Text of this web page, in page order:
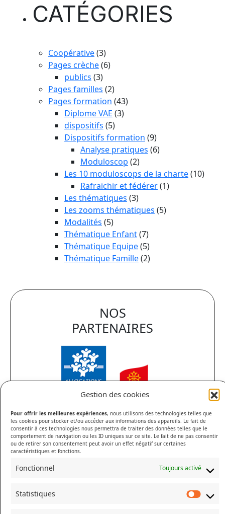
Gestion des cookies
Pour offrir les meilleures expériences, nous utilisons des technologies telles que
les cookies pour stocker et/ou accéder aux informations des appareils. Le fait de
consentir à ces technologies nous permettra de traiter des données telles que le
comportement de navigation ou les ID uniques sur ce site. Le fait de ne pas consentir
ou de retirer son consentement peut avoir un effet négatif sur certaines
caractéristiques et fonctions.
Fonctionnel Toujours activé
Statistiques
CATÉGORIES
Coopérative(3)
Pages crèche(6)
publics (3)
Pages familles (2)
Pages formation (43)
Diplome VAE (3)
dispositifs (5)
Dispositifs formation (9)
Analyse pratiques (6)
Moduloscop (2)
Les 10 moduloscops de la charte(10)
Rafraichir et fédérer(1)
Les thématiques (3)
Les zooms thématiques (5)
Modalités (5)
Thématique Enfant(7)
Thématique Equipe(5)
Thématique Famille(2)
NOS
PARTENAIRES